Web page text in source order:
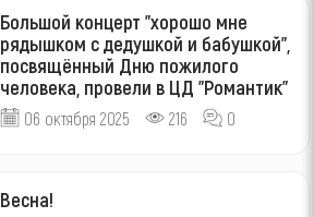
Большой концерт "хорошо мне
рядышком с дедушкой и бабушкой",
посвящённый Дню пожилого
человека, провели в ЦД "Романтик"
06 октября 2025 216 0
Весна!